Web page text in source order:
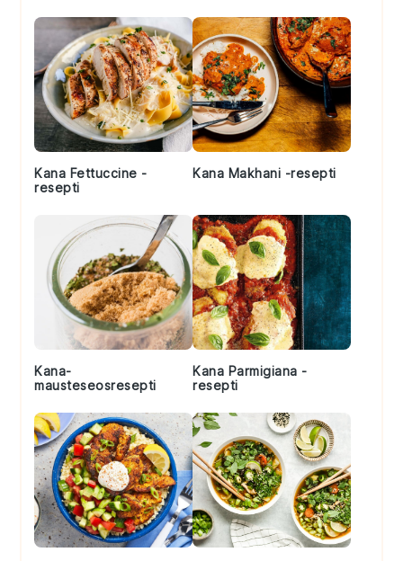
Kana Fettuccine -
resepti
Kana Makhani -resepti
Kana-
mausteseosresepti
Kana Parmigiana -
resepti